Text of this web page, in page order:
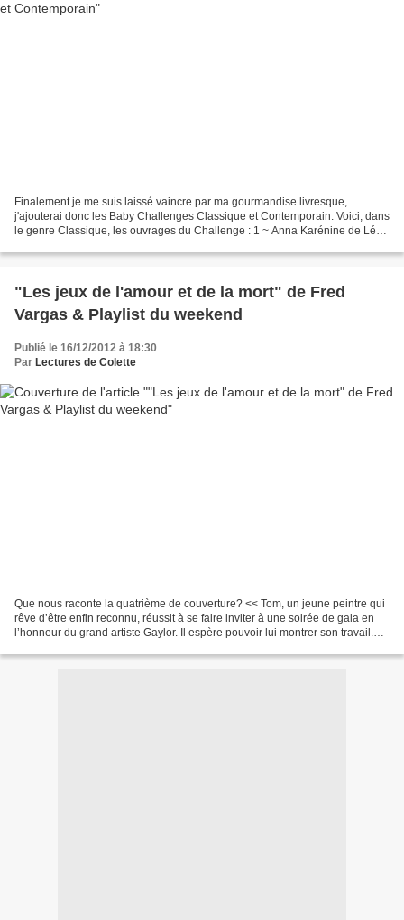
Finalement je me suis laissé vaincre par ma gourmandise livresque,
j'ajouterai donc les Baby Challenges Classique et Contemporain. Voici, dans
le genre Classique, les ouvrages du Challenge : 1 ~ Anna Karénine de Léon
"Les jeux de l'amour et de la mort" de Fred
Vargas & Playlist du weekend
Publié le 16/12/2012 à 18:30
Par Lectures de Colette
Que nous raconte la quatrième de couverture? << Tom, un jeune peintre qui
rêve d’être enfin reconnu, réussit à se faire inviter à une soirée de gala en
l’honneur du grand artiste Gaylor. Il espère pouvoir lui montrer son travail.